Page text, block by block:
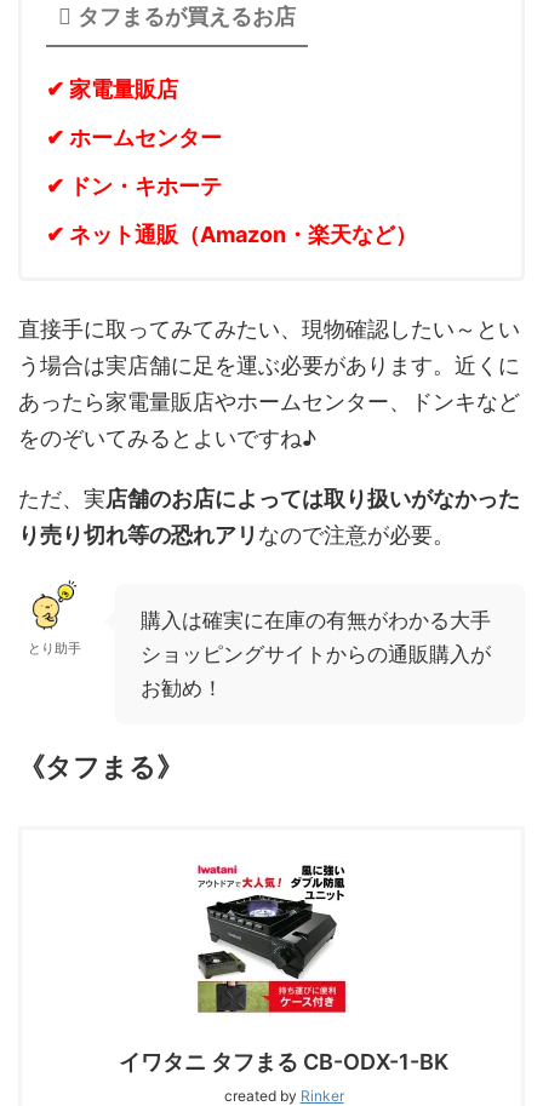
タフまるが買えるお店
✔ 家電量販店
✔ ホームセンター
✔ ドン・キホーテ
✔ ネット通販（Amazon・楽天など）
直接手に取ってみてみたい、現物確認したい～とい
う場合は実店舗に足を運ぶ必要があります。近くに
あったら家電量販店やホームセンター、ドンキなど
をのぞいてみるとよいですね♪
ただ、実店舗のお店によっては取り扱いがなかった
り売り切れ等の恐れアリ なので注意が必要。
とり助手
購入は確実に在庫の有無がわかる大手
ショッピングサイトからの通販購入が
お勧め！
《タフまる》
イワタニ タフまる CB-ODX-1-BK
created by Rinker